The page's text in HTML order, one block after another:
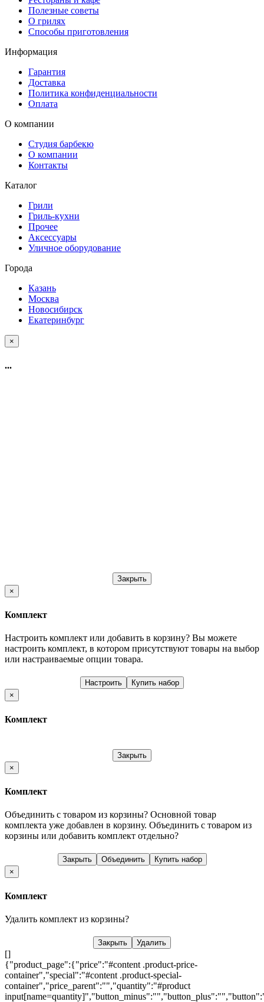
Полезные советы
О грилях
Способы приготовления
Информация
Гарантия
Доставка
Политика конфиденциальности
Оплата
О компании
Студия барбекю
О компании
Контакты
Каталог
Грили
Гриль-кухни
Прочее
Аксессуары
Уличное оборудование
Города
Казань
Москва
Новосибирск
Екатеринбург
×
...
Закрыть
×
Комплект
Настроить комплект или добавить в корзину? Вы можете
настроить комплект, в котором присутствуют товары на выбор
или настраиваемые опции товара.
Настроить
Купить набор
×
Комплект
Закрыть
×
Комплект
Объединить с товаром из корзины? Основной товар
комплекта уже добавлен в корзину. Объединить с товаром из
корзины или добавить комплект отдельно?
Закрыть Объединить
Купить набор
×
Комплект
Удалить комплект из корзины?
Закрыть Удалить
[]
{"product_page":{"price":"#content .product-price-
container","special":"#content .product-special-
container","price_parent":"","quantity":"#product